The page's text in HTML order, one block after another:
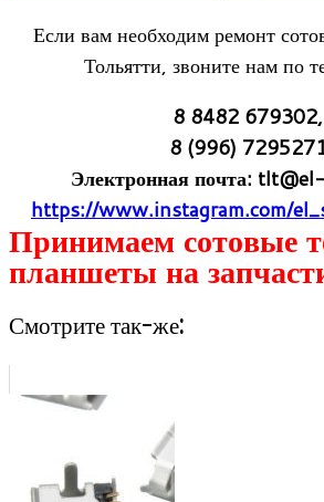
Если вам необ­хо­дим ремонт
Тольятти, зво­ните нам по
8 8482 679302,
8 (996)
Элек­трон­ная почта:
https://www.instagram.com/
При­ни­маем сото­вые
план­шеты на
Смотрите так-же: